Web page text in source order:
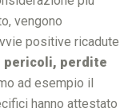
vengono
positive ricadute
pericoli, perdite
ad esempio il
hanno attestato